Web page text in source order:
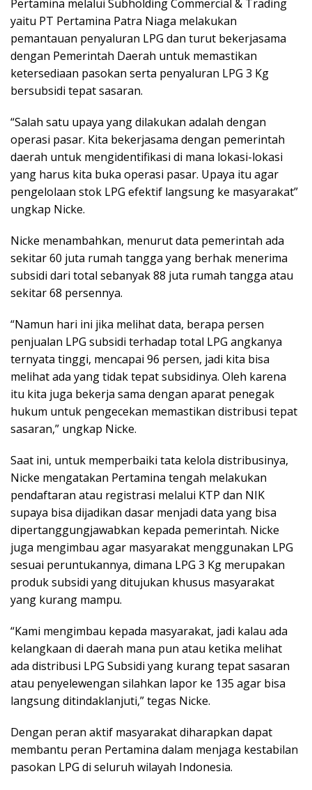
Pertamina melalui Subholding Commercial & Trading
yaitu PT Pertamina Patra Niaga melakukan
pemantauan penyaluran LPG dan turut bekerjasama
dengan Pemerintah Daerah untuk memastikan
ketersediaan pasokan serta penyaluran LPG 3 Kg
bersubsidi tepat sasaran.
“Salah satu upaya yang dilakukan adalah dengan
operasi pasar. Kita bekerjasama dengan pemerintah
daerah untuk mengidentifikasi di mana lokasi-lokasi
yang harus kita buka operasi pasar. Upaya itu agar
pengelolaan stok LPG efektif langsung ke masyarakat”
ungkap Nicke.
Nicke menambahkan, menurut data pemerintah ada
sekitar 60 juta rumah tangga yang berhak menerima
subsidi dari total sebanyak 88 juta rumah tangga atau
sekitar 68 persennya.
“Namun hari ini jika melihat data, berapa persen
penjualan LPG subsidi terhadap total LPG angkanya
ternyata tinggi, mencapai 96 persen, jadi kita bisa
melihat ada yang tidak tepat subsidinya. Oleh karena
itu kita juga bekerja sama dengan aparat penegak
hukum untuk pengecekan memastikan distribusi tepat
sasaran,” ungkap Nicke.
Saat ini, untuk memperbaiki tata kelola distribusinya,
Nicke mengatakan Pertamina tengah melakukan
pendaftaran atau registrasi melalui KTP dan NIK
supaya bisa dijadikan dasar menjadi data yang bisa
dipertanggungjawabkan kepada pemerintah. Nicke
juga mengimbau agar masyarakat menggunakan LPG
sesuai peruntukannya, dimana LPG 3 Kg merupakan
produk subsidi yang ditujukan khusus masyarakat
yang kurang mampu.
“Kami mengimbau kepada masyarakat, jadi kalau ada
kelangkaan di daerah mana pun atau ketika melihat
ada distribusi LPG Subsidi yang kurang tepat sasaran
atau penyelewengan silahkan lapor ke 135 agar bisa
langsung ditindaklanjuti,” tegas Nicke.
Dengan peran aktif masyarakat diharapkan dapat
membantu peran Pertamina dalam menjaga kestabilan
pasokan LPG di seluruh wilayah Indonesia.